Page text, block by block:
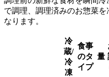
で調理、調理済みのお惣菜
なります。
冷
蔵/
冷
凍
食事
のタ
イプ
量